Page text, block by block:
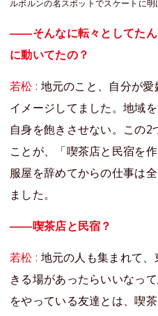
ルボルンの名スポットでスケートに明
――そんなに転々としてたん
に動いてたの？
若松 : 地元のこと、自分が
イメージしてました。地域
自身を飽きさせない。この
ことが、「喫茶店と民宿を
服屋を辞めてからの仕事は
ました。
――喫茶店と民宿？
若松 : 地元の人も集まれて
きる場があったらいいなっ
をやっている友達とは、喫